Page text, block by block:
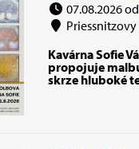
07.08.2026
Priessnitzovy
Kavárna Sofie
propojuje
skrze hluboké